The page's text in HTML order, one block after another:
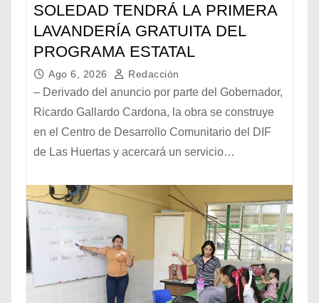
SOLEDAD TENDRÁ LA PRIMERA
LAVANDERÍA GRATUITA DEL
PROGRAMA ESTATAL
Ago 6, 2026 Redacción
– Derivado del anuncio por parte del Gobernador,
Ricardo Gallardo Cardona, la obra se construye
en el Centro de Desarrollo Comunitario del DIF
de Las Huertas y acercará un servicio…